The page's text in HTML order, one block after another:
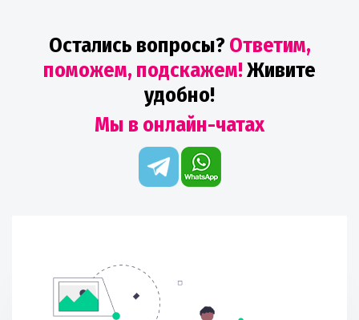
Остались вопросы?Ответим,
поможем, подскажем!Живите
удобно!
Мы в онлайн-чатах